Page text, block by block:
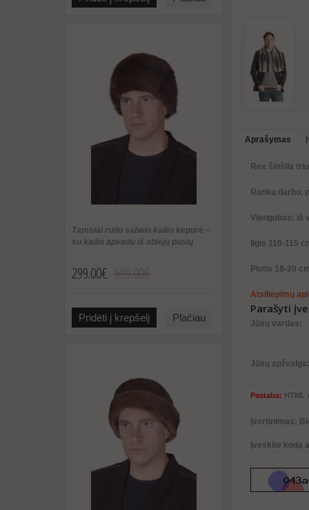
Tamsiai rudo sabalo kailio kepurė –
su kailio apvadu iš abiejų pusių
299.00€
Pridėti į krepšelį Plačiau
Aprašymas
Rex šinšila
Rankų darbo,
Viengubas: iš
Ilgis 110-115
Plotis 18-20
Atsiliepimų
Parašyti
Jūsų vardas:
Jūsų apžvalga:
Pastaba: HTML
Įvertinimas:
Įveskite kodą